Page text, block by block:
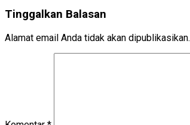
Tinggalkan Balasan
Alamat email Anda tidak akan dipublikasikan.